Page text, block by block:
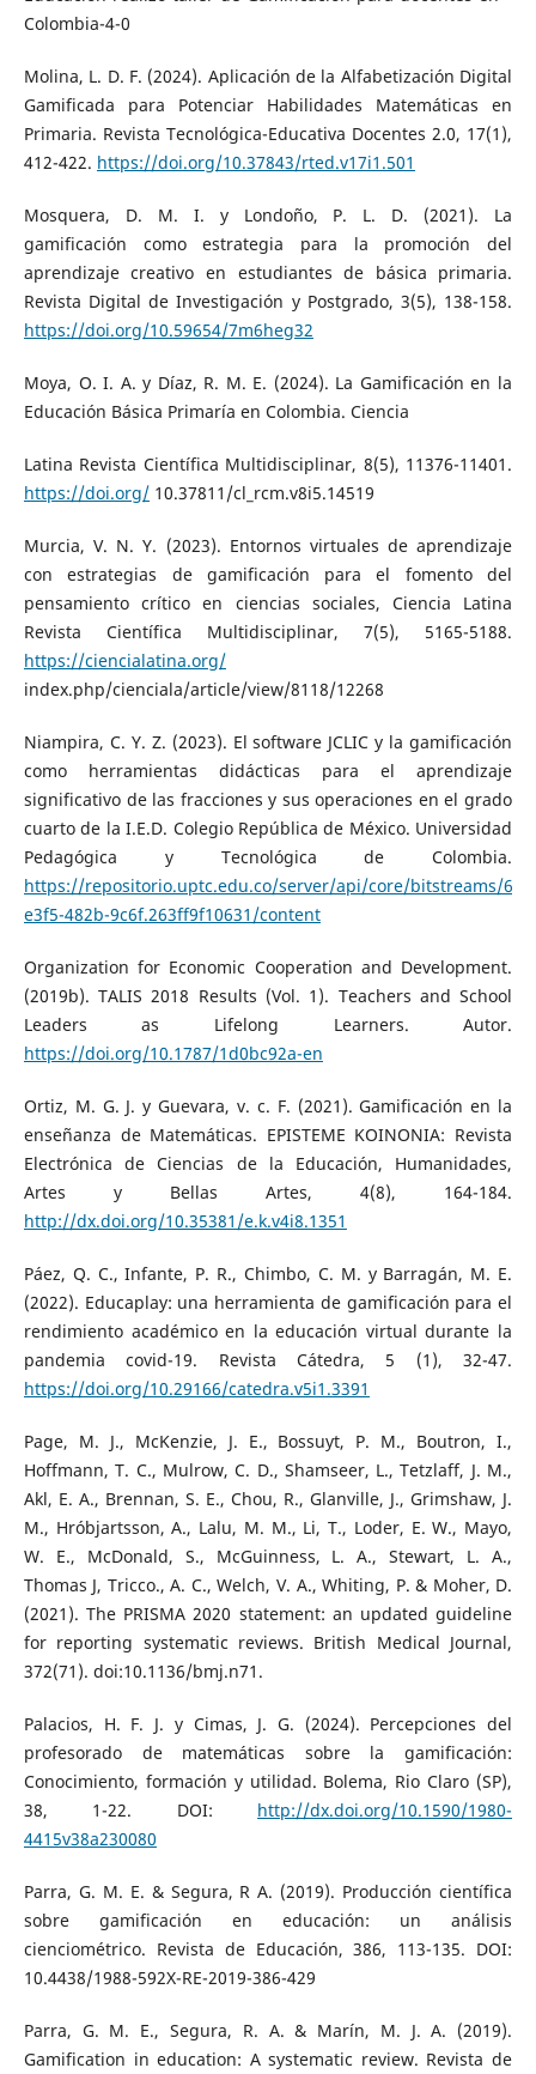
Colombia-4-0
Molina, L. D. F. (2024). Aplicación de la Alfabetización Digital
Gamificada para Potenciar Habilidades Matemáticas en
Primaria. Revista Tecnológica-Educativa Docentes 2.0, 17(1),
412-422. https://doi.org/10.37843/rted.v17i1.501
Mosquera, D. M. I. y Londoño, P. L. D. (2021). La
gamificación como estrategia para la promoción del
aprendizaje creativo en estudiantes de básica primaria.
Revista Digital de Investigación y Postgrado, 3(5), 138-158.
https://doi.org/10.59654/7m6heg32
Moya, O. I. A. y Díaz, R. M. E. (2024). La Gamificación en la
Educación Básica Primaría en Colombia. Ciencia
Latina Revista Científica Multidisciplinar, 8(5), 11376-11401.
https://doi.org/10.37811/cl_rcm.v8i5.14519
Murcia, V. N. Y. (2023). Entornos virtuales de aprendizaje
con estrategias de gamificación para el fomento del
pensamiento crítico en ciencias sociales, Ciencia Latina
Revista Científica Multidisciplinar, 7(5), 5165-5188.
https://ciencialatina.org/
index.php/cienciala/article/view/8118/12268
Niampira, C. Y. Z. (2023). El software JCLIC y la gamificación
como herramientas didácticas para el aprendizaje
significativo de las fracciones y sus operaciones en el grado
cuarto de la I.E.D. Colegio República de México. Universidad
Pedagógica y Tecnológica de Colombia.
https://repositorio.uptc.edu.co/server/api/core/bitstreams/
e3f5-482b-9c6f.263ff9f10631/content
Organization for Economic Cooperation and Development.
(2019b). TALIS 2018 Results (Vol. 1). Teachers and School
Leaders as Lifelong Learners. Autor.
https://doi.org/10.1787/1d0bc92a-en
Ortiz, M. G. J. y Guevara, v. c. F. (2021). Gamificación en la
enseñanza de Matemáticas. EPISTEME KOINONIA: Revista
Electrónica de Ciencias de la Educación, Humanidades,
Artes y Bellas Artes, 4(8), 164-184.
http://dx.doi.org/10.35381/e.k.v4i8.1351
Páez, Q. C., Infante, P. R., Chimbo, C. M. y Barragán, M. E.
(2022). Educaplay: una herramienta de gamificación para el
rendimiento académico en la educación virtual durante la
pandemia covid-19. Revista Cátedra, 5 (1), 32-47.
https://doi.org/10.29166/catedra.v5i1.3391
Page, M. J., McKenzie, J. E., Bossuyt, P. M., Boutron, I.,
Hoffmann, T. C., Mulrow, C. D., Shamseer, L., Tetzlaff, J. M.,
Akl, E. A., Brennan, S. E., Chou, R., Glanville, J., Grimshaw, J.
M., Hróbjartsson, A., Lalu, M. M., Li, T., Loder, E. W., Mayo,
W. E., McDonald, S., McGuinness, L. A., Stewart, L. A.,
Thomas J, Tricco., A. C., Welch, V. A., Whiting, P. & Moher, D.
(2021). The PRISMA 2020 statement: an updated guideline
for reporting systematic reviews. British Medical Journal,
372(71). doi:10.1136/bmj.n71.
Palacios, H. F. J. y Cimas, J. G. (2024). Percepciones del
profesorado de matemáticas sobre la gamificación:
Conocimiento, formación y utilidad. Bolema, Rio Claro (SP),
38, 1-22. DOI: http://dx.doi.org/10.1590/1980-
4415v38a230080
Parra, G. M. E. & Segura, R A. (2019). Producción científica
sobre gamificación en educación: un análisis
cienciométrico. Revista de Educación, 386, 113-135. DOI:
10.4438/1988-592X-RE-2019-386-429
Parra, G. M. E., Segura, R. A. & Marín, M. J. A. (2019).
Gamification in education: A systematic review. Revista de